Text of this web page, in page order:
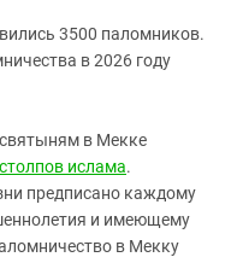
3500 паломников.
в 2026 году
в Мекке
ислама.
предписано каждому
и имеющему
в Мекку